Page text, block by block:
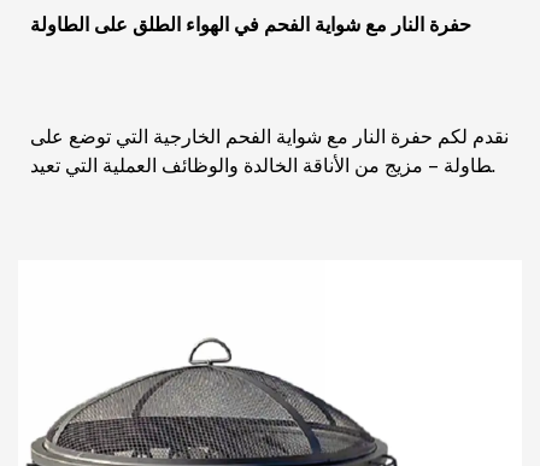
حفرة النار مع شواية الفحم في الهواء الطلق على الطاولة
نقدم لكم حفرة النار مع شواية الفحم الخارجية التي توضع على
الطاولة - مزيج من الأناقة الخالدة والوظائف العملية التي تعيد